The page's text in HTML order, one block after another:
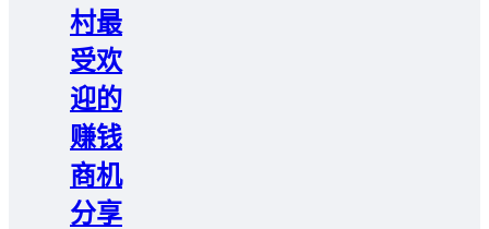
村最
受欢
迎的
赚钱
商机
分享